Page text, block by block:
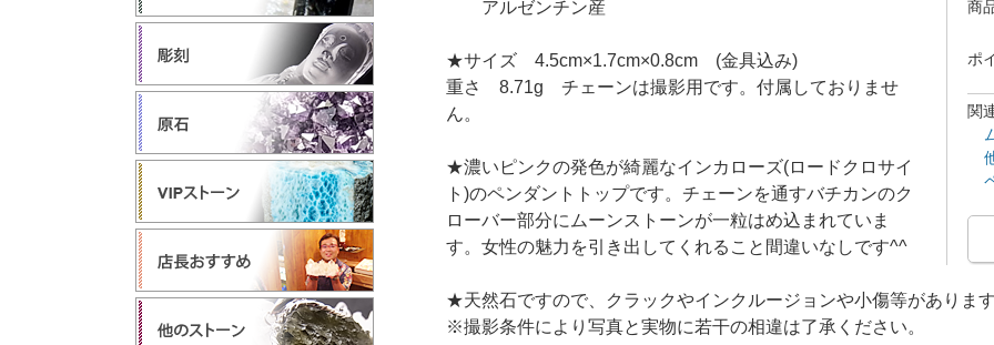
商
ポ
関
アルゼンチン産
★サイズ 4.5cm×1.7cm×0.8cm (金具込み)
重さ 8.71g チェーンは撮影用です。付属しておりませ
ん。
★濃いピンクの発色が綺麗なインカローズ(ロードクロサイ
ト)のペンダントトップです。チェーンを通すバチカンのク
ローバー部分にムーンストーンが一粒はめ込まれていま
す。女性の魅力を引き出してくれること間違いなしです^^
★天然石ですので、クラックやインクルージョンや小傷等があり
※撮影条件により写真と実物に若干の相違は了承ください。